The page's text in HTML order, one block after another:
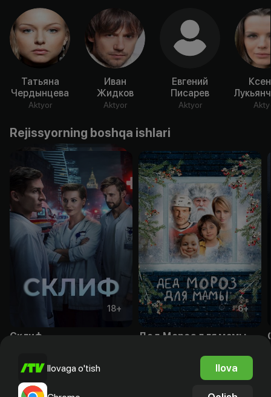
Татьяна
Чердынцева
Aktyor
Иван
Жидков
Aktyor
Евгений
Писарев
Aktyor
Rejissyorning boshqa ishlari
18+
Склиф
6+
Дед Мороз для мамы
Ilovaga o'tish Ilova